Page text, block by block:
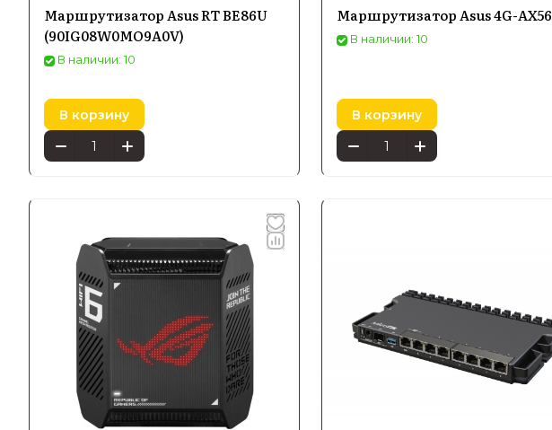
Маршрутизатор Asus RT BE86U
(90IG08W0MO9A0V)
В наличии: 10
В корзину
Маршрутизатор Asus 4G-AX56
В наличии: 10
В корзину